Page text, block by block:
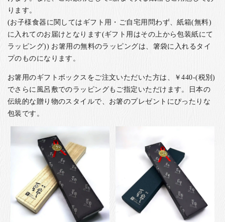
ります。
(お子様食器に関してはギフト用・ご自宅用問わず、紙箱(無料)
に入れてのお届けとなります(ギフト用はその上から包装紙にて
ラッピング)) お箸用の無料のラッピングは、箸袋に入れるタイ
プのものになります。
お箸用のギフトボックスをご注文いただいた方は、￥440-(税別)
でさらに風呂敷でのラッピングもご指定いただけます。日本の
伝統的な贈り物のスタイルで、お箸のプレゼントにぴったりな
包装です。